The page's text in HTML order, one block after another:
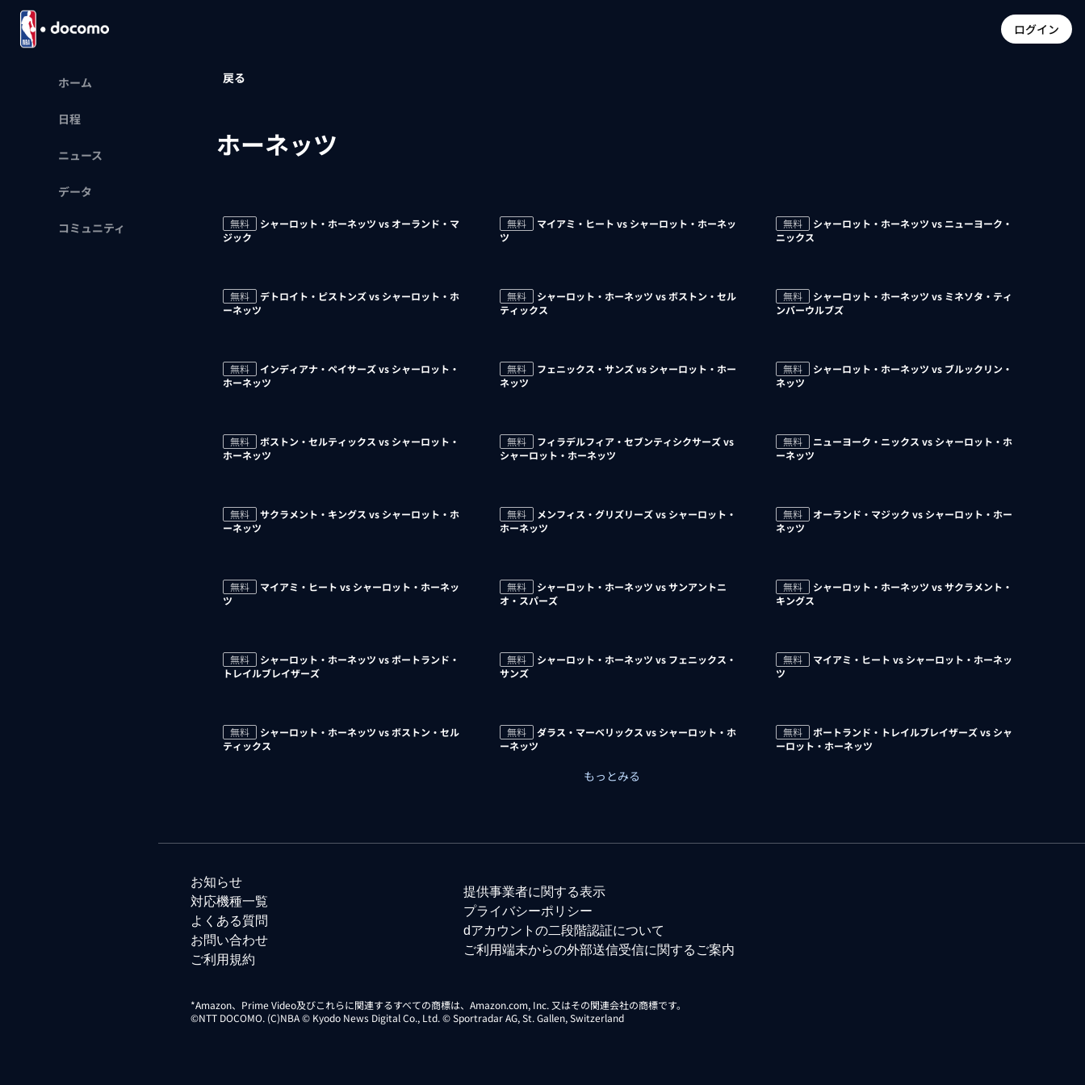
ログイン
ホーム
日程
ニュース
データ
コミュニティ
戻る
ホーネッツ
無料
シャーロット・ホーネッツ vs オーランド・マ
ジック
無料
マイアミ・ヒート vs シャーロット・ホーネッ
ツ
無料
シャーロット・ホーネッツ vs ニューヨーク・
ニックス
無料
デトロイト・ピストンズ vs シャーロット・ホ
ーネッツ
無料
シャーロット・ホーネッツ vs ボストン・セル
ティックス
無料
シャーロット・ホーネッツ vs ミネソタ・ティ
ンバーウルブズ
無料
インディアナ・ペイサーズ vs シャーロット・
ホーネッツ
無料
フェニックス・サンズ vs シャーロット・ホー
ネッツ
無料
シャーロット・ホーネッツ vs ブルックリン・
ネッツ
無料
ボストン・セルティックス vs シャーロット・
ホーネッツ
無料
フィラデルフィア・セブンティシクサーズ vs
シャーロット・ホーネッツ
無料
ニューヨーク・ニックス vs シャーロット・ホ
ーネッツ
無料
サクラメント・キングス vs シャーロット・ホ
ーネッツ
無料
メンフィス・グリズリーズ vs シャーロット・
ホーネッツ
無料
オーランド・マジック vs シャーロット・ホー
ネッツ
無料
マイアミ・ヒート vs シャーロット・ホーネッ
ツ
無料
シャーロット・ホーネッツ vs サンアントニ
オ・スパーズ
無料
シャーロット・ホーネッツ vs サクラメント・
キングス
無料
シャーロット・ホーネッツ vs ポートランド・
トレイルブレイザーズ
無料
シャーロット・ホーネッツ vs フェニックス・
サンズ
無料
マイアミ・ヒート vs シャーロット・ホーネッ
ツ
無料
シャーロット・ホーネッツ vs ボストン・セル
ティックス
無料
ダラス・マーベリックス vs シャーロット・ホ
ーネッツ
無料
ポートランド・トレイルブレイザーズ vs シャ
ーロット・ホーネッツ
もっとみる
お知らせ
対応機種一覧
よくある質問
お問い合わせ
ご利用規約
提供事業者に関する表示
プライバシーポリシー
dアカウントの二段階認証について
ご利用端末からの外部送信受信に関するご案内
*Amazon、Prime Video及びこれらに関連するすべての商標は、Amazon.com, Inc. 又はその関連会社の商標です。
©NTT DOCOMO. (C)NBA © Kyodo News Digital Co., Ltd. © Sportradar AG, St. Gallen, Switzerland